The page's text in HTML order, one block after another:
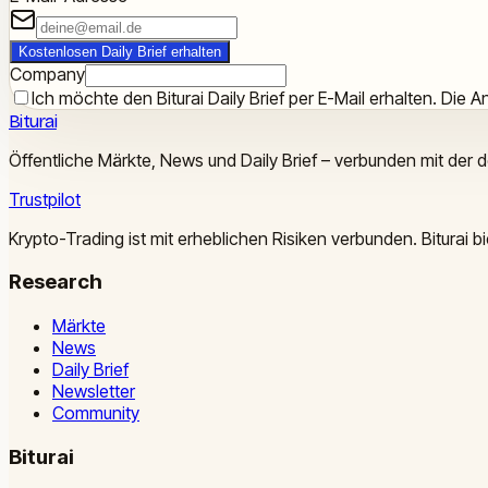
Kostenlosen Daily Brief erhalten
Company
Ich möchte den Biturai Daily Brief per E-Mail erhalten. Die
Biturai
Öffentliche Märkte, News und Daily Brief – verbunden mit der
Trustpilot
Krypto-Trading ist mit erheblichen Risiken verbunden. Biturai
Research
Märkte
News
Daily Brief
Newsletter
Community
Biturai